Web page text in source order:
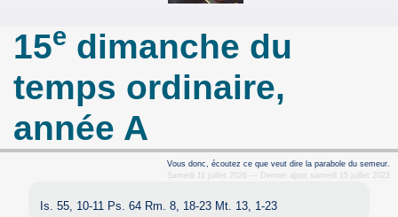
15e dimanche du
temps ordinaire,
année A
Vous donc, écoutez ce que veut dire la parabole du semeur.
Samedi 11 juillet 2026 — Dernier ajout samedi 15 juillet 2023
Is. 55, 10-11 Ps. 64 Rm. 8, 18-23 Mt. 13, 1-23